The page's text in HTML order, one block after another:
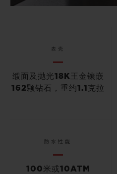
表壳
缎面及抛光18K王金镶嵌
162颗钻石，重约1.1克拉
防水性能
100米或10ATM